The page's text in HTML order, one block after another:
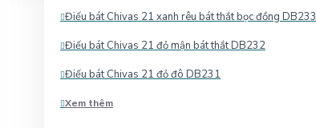
Điếu bát Chivas 21 xanh rêu bát thắt bọc đồng DB233
Điếu bát Chivas 21 đỏ mận bát thắt DB232
Điếu bát Chivas 21 đỏ đô DB231
Xem thêm